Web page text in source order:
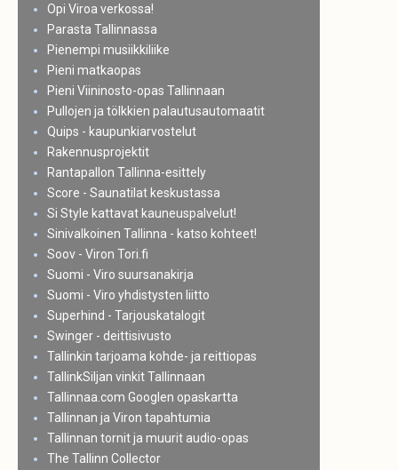
Opi Viroa verkossa!
Parasta Tallinnassa
Pienempi musiikkiliike
Pieni matkaopas
Pieni Viininosto-opas Tallinnaan
Pullojen ja tölkkien palautusautomaatit
Quips - kaupunkiarvostelut
Rakennusprojektit
Rantapallon Tallinna-esittely
Score - Saunatilat keskustassa
Si Style kattavat kauneuspalvelut!
Sinivalkoinen Tallinna - katso kohteet!
Soov - Viron Tori.fi
Suomi - Viro suursanakirja
Suomi - Viro yhdistysten liitto
Superhind - Tarjouskatalogit
Swinger - deittisivusto
Tallinkin tarjoama kohde- ja reittiopas
TallinkSiljan vinkit Tallinnaan
Tallinnaa.com Googlen opaskartta
Tallinnan ja Viron tapahtumia
Tallinnan tornit ja muurit audio-opas
The Tallinn Collector